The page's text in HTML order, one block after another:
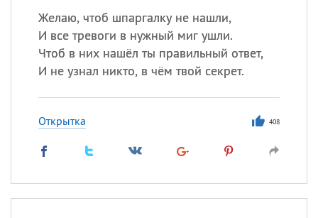
Желаю, чтоб шпаргалку не нашли,
И все тревоги в нужный миг ушли.
Чтоб в них нашёл ты правильный ответ,
И не узнал никто, в чём твой секрет.
Открытка 408